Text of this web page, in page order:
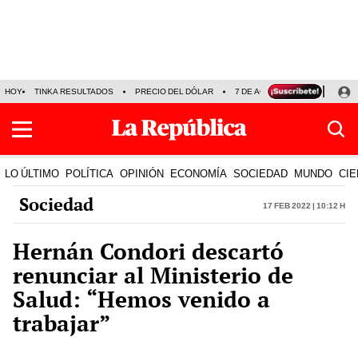
HOY TINKA RESULTADOS PRECIO DEL DÓLAR 7 DE AGOSTO OLLANTA
LO ÚLTIMO POLÍTICA OPINIÓN ECONOMÍA SOCIEDAD MUNDO
Sociedad 17 Feb 2022 | 10:12 h
Hernán Condori descartó
renunciar al Ministerio de
Salud: “Hemos venido a
trabajar”